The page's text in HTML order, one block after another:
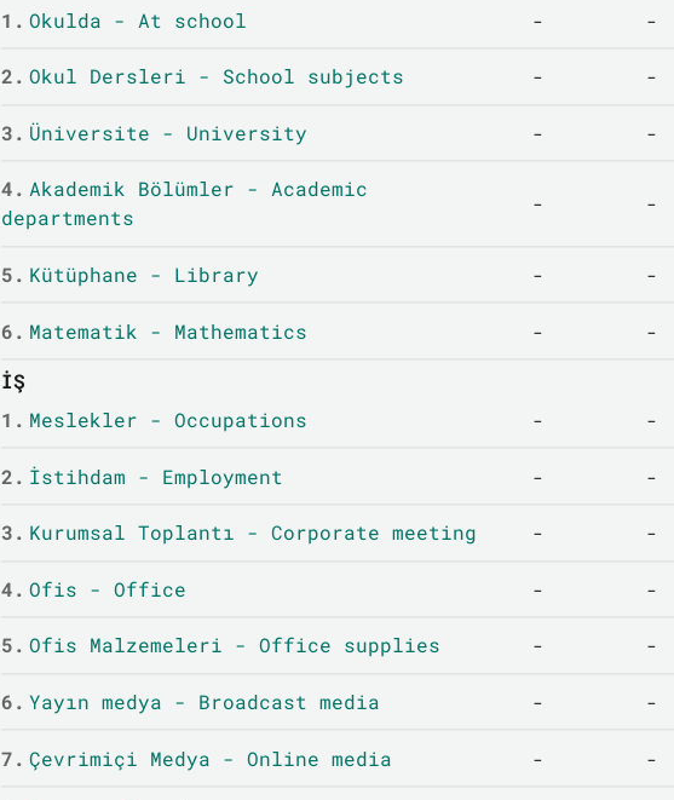
1. Okulda - At school - -
2. Okul Dersleri - School subjects - -
3. Üniversite - University - -
4. Akademik Bölümler - Academic
departments
- -
5. Kütüphane - Library - -
6. Matematik - Mathematics - -
İŞ
1. Meslekler - Occupations - -
2. İstihdam - Employment - -
3. Kurumsal Toplantı - Corporate meeting - -
4. Ofis - Office - -
5. Ofis Malzemeleri - Office supplies - -
6. Yayın medya - Broadcast media - -
7. Çevrimiçi Medya - Online media - -